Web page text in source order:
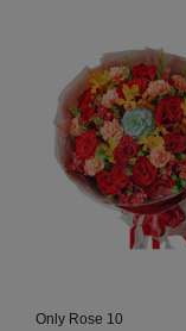
Only Rose 10